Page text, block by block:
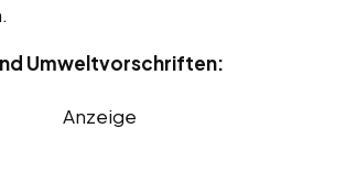
Umweltvorschriften:
Anzeige